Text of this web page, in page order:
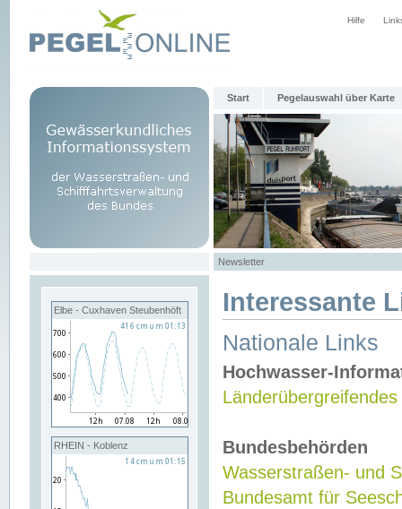
Hilfe
Start Pegelauswahl über Karte
Newsletter
Elbe - Cuxhaven Steubenhöft
RHEIN - Koblenz
Interessante
Nationale Links
Hochwasser-
Bundesbehörden
Wasserstraßen- und
Bundesamt für